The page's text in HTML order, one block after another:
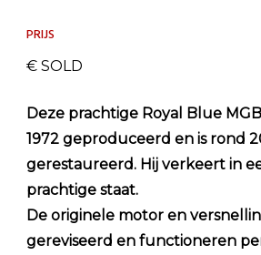
PRIJS
€ SOLD
Deze prachtige Royal Blue
1972 geproduceerd en is rond
gerestaureerd. Hij verkeert in
prachtige staat.
De originele motor en
gereviseerd en functioneren